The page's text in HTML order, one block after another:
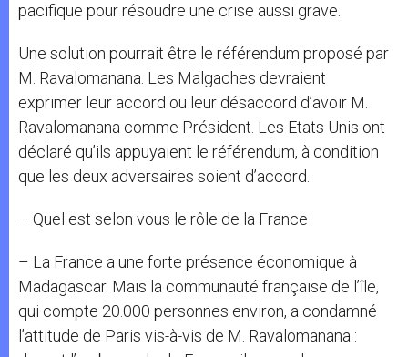
pacifique pour résoudre une crise aussi grave.
Une solution pourrait être le référendum proposé par
M. Ravalomanana. Les Malgaches devraient
exprimer leur accord ou leur désaccord d’avoir M.
Ravalomanana comme Président. Les Etats Unis ont
déclaré qu’ils appuyaient le référendum, à condition
que les deux adversaires soient d’accord.
– Quel est selon vous le rôle de la France
– La France a une forte présence économique à
Madagascar. Mais la communauté française de l’île,
qui compte 20.000 personnes environ, a condamné
l’attitude de Paris vis-à-vis de M. Ravalomanana :